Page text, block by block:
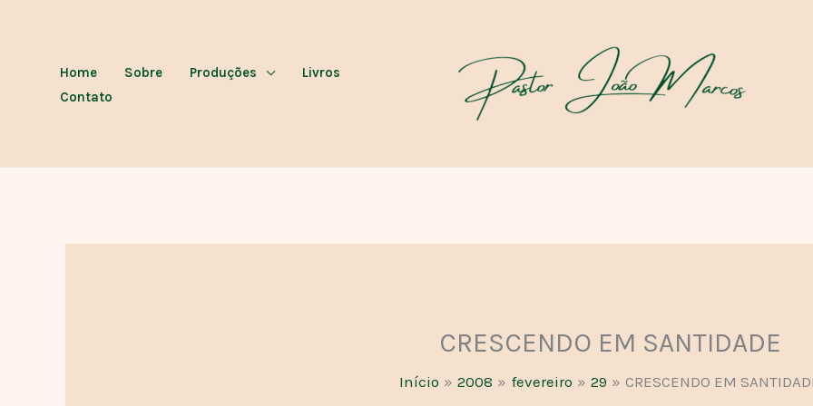
conteúdo
Home Sobre Produções
Livros
Contato
CRESCENDO EM SANTIDADE
Início 2008 fevereiro 29 CRESCENDO EM